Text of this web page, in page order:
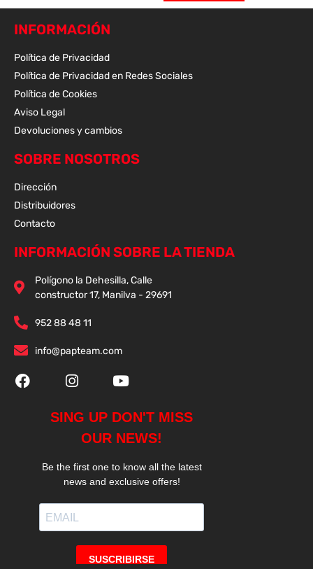
INFORMACIÓN
Política de Privacidad
Política de Privacidad en Redes Sociales
Política de Cookies
Aviso Legal
Devoluciones y cambios
SOBRE NOSOTROS
Dirección
Distribuidores
Contacto
INFORMACIÓN SOBRE LA TIENDA
Polígono la Dehesilla, Calle
constructor 17, Manilva - 29691
952 88 48 11
info@papteam.com